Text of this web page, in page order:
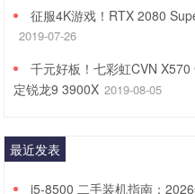
征服4K游戏！RTX 2080
2019-07-26
千元好板！七彩虹CVN
定锐龙9 3900X 2019-08-05
最近发表
i5-8500 二手装机指南：